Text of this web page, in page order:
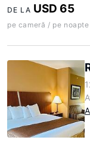
DE LA USD 65
pe cameră / pe noapte